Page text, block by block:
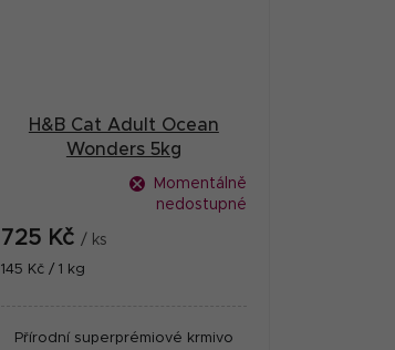
H&B Cat Adult Ocean
Wonders 5kg
Momentálně
nedostupné
725 Kč / ks
Měrná
145 Kč / 1 kg
Přírodní superprémiové krmivo